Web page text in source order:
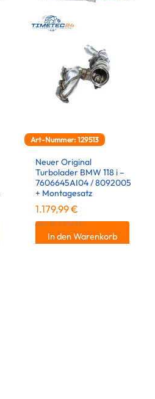
Art-Nummer: 129513
Neuer Original
Turbolader BMW 118 i –
7606645AI04 / 8092005
+ Montagesatz
1.179,99€
inkl. 19 % MwSt.
In den Warenkorb